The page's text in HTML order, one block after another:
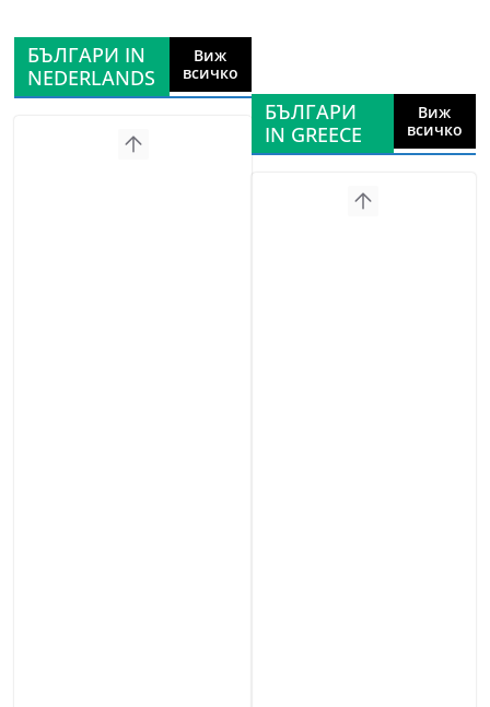
БЪЛГАРИ IN
NEDERLANDS
Виж
всичко
БЪЛГАРИ
IN GREECE
Виж
всичко